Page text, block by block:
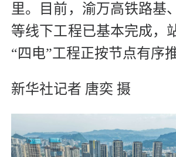
里。目前，渝万高铁路基
等线下工程已基本完成，
“四电”工程正按节点有序推
新华社记者 唐奕 摄